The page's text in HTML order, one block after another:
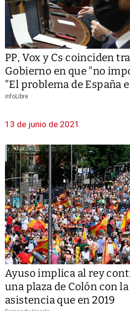
PP, Vox y Cs coinciden
Gobierno en que "no
"El problema de España
infoLibre
13 de junio de 2021
Ayuso implica al rey
una plaza de Colón con
asistencia que en 2019